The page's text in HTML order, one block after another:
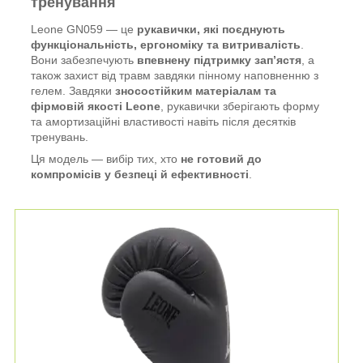
Leone GN059 — це рукавички, які поєднують
функціональність, ергономіку та витривалість.
Вони забезпечують впевнену підтримку зап’ястя, а
також захист від травм завдяки пінному наповненню з
гелем. Завдяки зносостійким матеріалам та
фірмовій якості Leone, рукавички зберігають форму
та амортизаційні властивості навіть після десятків
тренувань.
Ця модель — вибір тих, хто не готовий до
компромісів у безпеці й ефективності.